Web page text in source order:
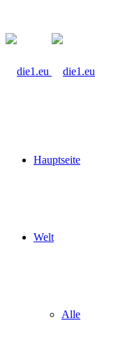
Hauptseite
Welt
Alle